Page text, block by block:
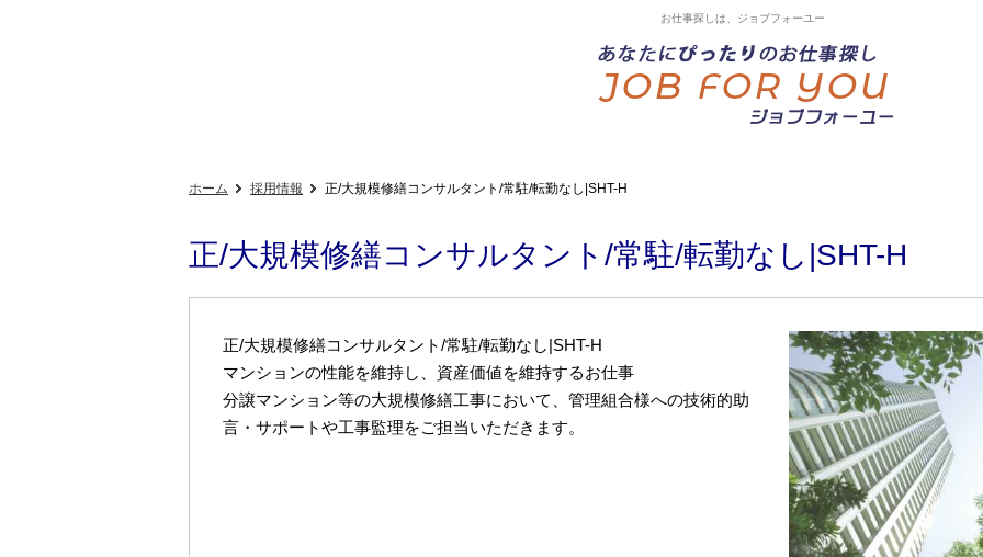
お仕事探しは、ジョブフォーユー
ホーム 採用情報 正/大規模修繕コンサルタント/常駐/転勤なし|SHT-H
正/大規模修繕コンサルタント/常駐/転勤なし|SHT-H
正/大規模修繕コンサルタント/常駐/転勤なし|SHT-H
マンションの性能を維持し、資産価値を維持するお仕事
分譲マンション等の大規模修繕工事において、管理組合様への技術的助
言・サポートや工事監理をご担当いただきます。